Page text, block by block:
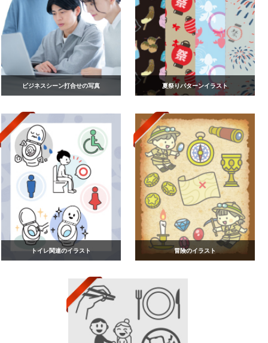
ビジネスシーン打合せの写真 夏祭りパターンイラスト
トイレ関連のイラスト 冒険のイラスト